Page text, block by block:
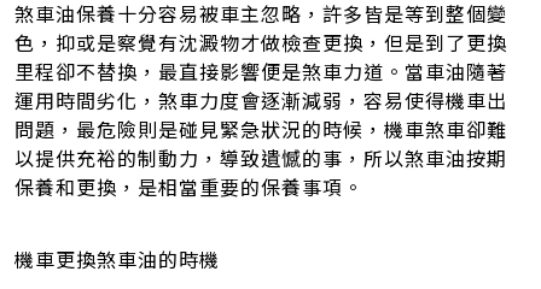
煞車油保養十分容易被車主忽略，許多皆是等到整個變
色，抑或是察覺有沈澱物才做檢查更換，但是到了更換
里程卻不替換，最直接影響便是煞車力道。當車油隨著
運用時間劣化，煞車力度會逐漸減弱，容易使得機車出
問題，最危險則是碰見緊急狀況的時候，機車煞車卻難
以提供充裕的制動力，導致遺憾的事，所以煞車油按期
保養和更換，是相當重要的保養事項。
機車更換煞車油的時機